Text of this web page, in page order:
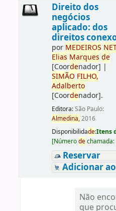
Direito dos
negócios
aplicado: dos
direitos
por MEDEIROS
Elias Marques de
[Coordenador] |
SIMÃO FILHO,
Adalberto
[Coordenador].
Editora:São Paulo:
Almedina,2016
Disponibilidade:Itens
[Númerodechamada:
Reservar
Adicionar
Não
que